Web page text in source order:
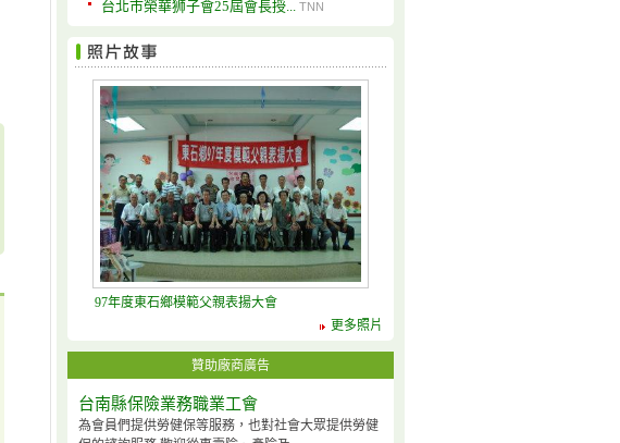
台北市榮華狮子會25屆會長授... TNN
97年度東石鄉模範父親表揚大會
更多照片
贊助廠商廣告
台南縣保險業務職業工會
為會員們提供勞健保等服務，也對社會大眾提供勞健